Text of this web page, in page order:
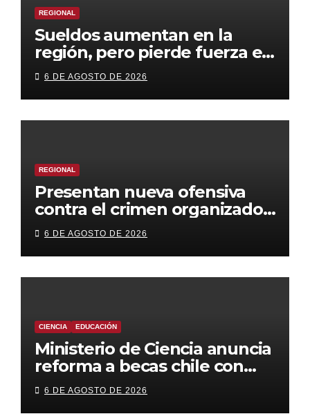
REGIONAL
Sueldos aumentan en la
región, pero pierde fuerza el
empleo formal
6 DE AGOSTO DE 2026
REGIONAL
Presentan nueva ofensiva
contra el crimen organizado:
más control territorial,
cárceles más estrictas y
decomiso de bienes
6 DE AGOSTO DE 2026
CIENCIA EDUCACIÓN
Ministerio de Ciencia anuncia
reforma a becas chile con
foco en áreas estratégicas y
descentralización
6 DE AGOSTO DE 2026